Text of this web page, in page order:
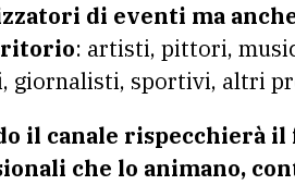
di eventi ma
: artisti, pittori,
sportivi, altri
il canale rispecchierà
che lo animano,